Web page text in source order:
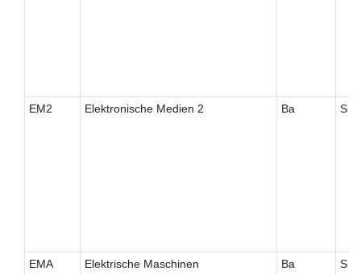
EM2 Elektronische Medien 2 Ba S
EMA Elektrische Maschinen Ba S